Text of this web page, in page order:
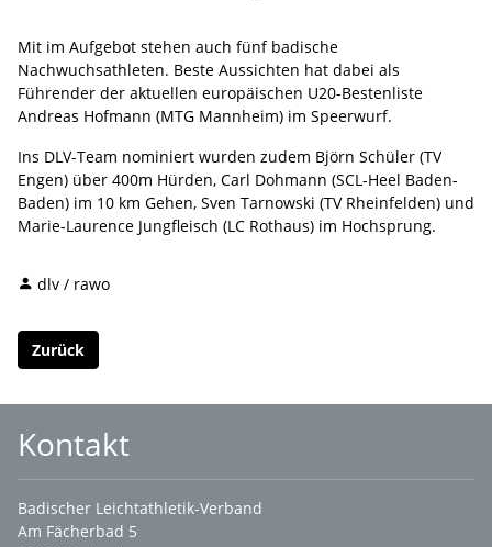
Mit im Aufgebot stehen auch fünf badische
Nachwuchsathleten. Beste Aussichten hat dabei als
Führender der aktuellen europäischen U20-Bestenliste
Andreas Hofmann (MTG Mannheim) im Speerwurf.
Ins DLV-Team nominiert wurden zudem Björn Schüler (TV
Engen) über 400m Hürden, Carl Dohmann (SCL-Heel Baden-
Baden) im 10 km Gehen, Sven Tarnowski (TV Rheinfelden) und
Marie-Laurence Jungfleisch (LC Rothaus) im Hochsprung.
dlv / rawo
Zurück
Kontakt
Badischer Leichtathletik-Verband
Am Fächerbad 5